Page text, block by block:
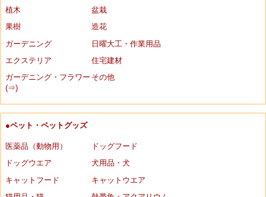
植木
盆栽
果樹
造花
ガーデニング
日曜大工・作業用品
エクステリア
住宅建材
ガーデニング・フラワー
(⇒)
その他
●ペット・ペットグッズ
医薬品（動物用）
ドッグフード
ドッグウエア
犬用品・犬
キャットフード
キャットウエア